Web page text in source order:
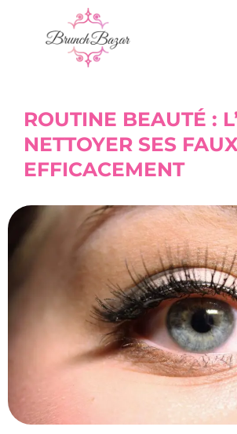
ROUTINE BEAUTÉ :
NETTOYER SES
EFFICACEMENT